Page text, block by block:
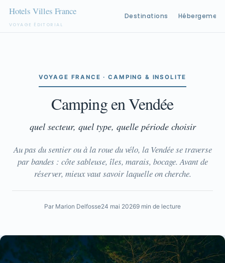
VOYAGE ÉDITORIAL
Destinations Hébergement
VOYAGE FRANCE · CAMPING & INSOLITE
Camping en Vendée
quel secteur, quel type, quelle période choisir
Au pas du sentier ou à la roue du vélo, la Vendée se traverse
par bandes : côte sableuse, îles, marais, bocage. Avant de
réserver, mieux vaut savoir laquelle on cherche.
Par Marion Delfosse24 mai 20269 min de lecture